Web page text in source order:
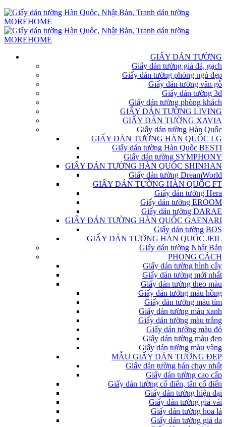
GIẤY DÁN TƯỜNG
Giấy dán tường giả đá, gạch
Giấy dán tường phòng ngủ đẹp
Giấy dán tường vân gỗ
Giấy dán tường 3d
Giấy dán tường phòng khách
GIẤY DÁN TƯỜNG LIVING
GIẤY DÁN TƯỜNG XAVIA
Giấy dán tường Hàn Quốc
GIẤY DÁN TƯỜNG HÀN QUỐC LG
Giấy dán tường Hàn Quốc BESTI
Giấy dán tường SYMPHONY
GIẤY DÁN TƯỜNG HÀN QUỐC SHINHAN
Giấy dán tường DreamWorld
GIẤY DÁN TƯỜNG HÀN QUỐC FT
Giấy dán tường Hera
Giấy dán tường EROOM
Giấy dán tường DARAE
GIẤY DÁN TƯỜNG HÀN QUỐC GAENARI
Giấy dán tường BOS
GIẤY DÁN TƯỜNG HÀN QUỐC JEIL
Giấy dán tường Nhật Bản
PHONG CÁCH
Giấy dán tường hình cây
Giấy dán tường mới nhất
Giấy dán tường theo màu
Giấy dán tường màu hồng
Giấy dán tường màu tím
Giấy dán tường màu xanh
Giấy dán tường màu trắng
Giấy dán tường màu đỏ
Giấy dán tường màu đen
Giấy dán tường màu vàng
MẪU GIẤY DÁN TƯỜNG ĐẸP
Giấy dán tường bán chạy nhất
Giấy dán tường cao cấp
Giấy dán tường cổ điển, tân cổ điển
Giấy dán tường hiện đại
Giấy dán tường giả vải
Giấy dán tường hoa lá
Giấy dán tường giả da